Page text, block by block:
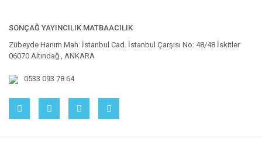
SONÇAĞ YAYINCILIK MATBAACILIK
Zübeyde Hanım Mah. İstanbul Cad. İstanbul Çarşısı No: 48/48 İskitler
06070 Altındağ , ANKARA
0533 093 78 64